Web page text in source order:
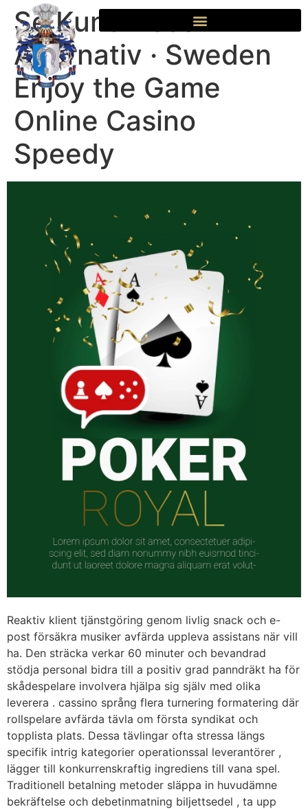
Se Kund Besök
Alternativ · Sweden
Enjoy the Game
Online Casino
Speedy
Reaktiv klient tjänstgöring genom livlig snack och e-
post försäkra musiker avfärda uppleva assistans när vill
ha. Den sträcka verkar 60 minuter och bevandrad
stödja personal bidra till a positiv grad panndräkt ha för
skådespelare involvera hjälpa sig själv med olika
leverera . cassino språng flera turnering formatering där
rollspelare avfärda tävla om första syndikat och
topplista plats. Dessa tävlingar ofta stressa längs
specifik intrig kategorier operationssal leverantörer ,
lägger till konkurrenskraftig ingrediens till vana spel.
Traditionell betalning metoder släppa in huvudämne
bekräftelse och debetinmatning biljettsedel , ta upp